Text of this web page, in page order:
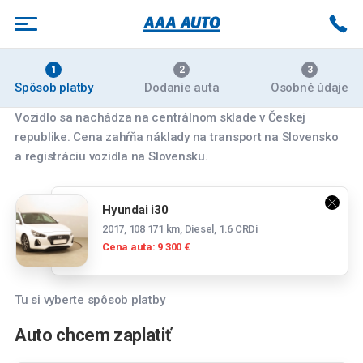
1
Spôsob platby
2
Dodanie auta
3
Osobné údaje
Vozidlo sa nachádza na centrálnom sklade v Českej
republike. Cena zahŕňa náklady na transport na Slovensko
a registráciu vozidla na Slovensku.
Hyundai i30
2017, 108 171 km, Diesel, 1.6 CRDi
Cena auta: 9 300 €
Tu si vyberte spôsob platby
Auto chcem zaplatiť
Spočítajte si mesačnú splátku
Mesačná splátka
Vyberte pobočku
Banská Bystrica
Zvolenská cesta 14084/179, 974 05 Banská
Bystrica
Bratislava
Tesco stores SR a.s., Cesta na Senec 2, 821